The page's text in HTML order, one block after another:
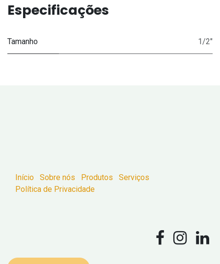
Especificações
Tamanho 1/2"
Início Sobre nós Produtos
Serviços
Política de Privacidade